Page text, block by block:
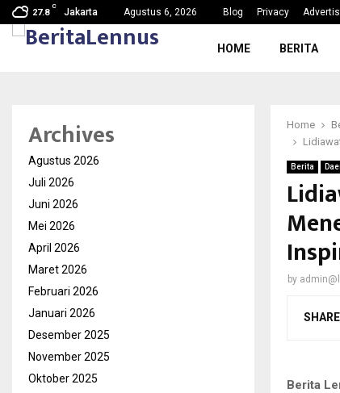
27.8
C
Jakarta Agustus 6, 2026 Blog Privacy
Baik… SDN Karang Tengah 6
HOME BERITA
Home
Berita
by
SHARE
Berita
Archives
Agustus 2026
Juli 2026
Juni 2026
Mei 2026
April 2026
Maret 2026
Februari 2026
Januari 2026
Desember 2025
November 2025
Oktober 2025